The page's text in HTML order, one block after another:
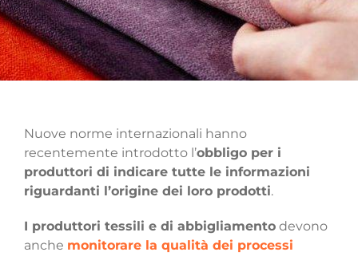
Nuove norme internazionali hanno
recentemente introdotto l’obbligo per i
produttori di indicare tutte le informazioni
riguardanti l’origine dei loro prodotti.
I produttori tessili e di abbigliamento devono
anche monitorare la qualità dei processi